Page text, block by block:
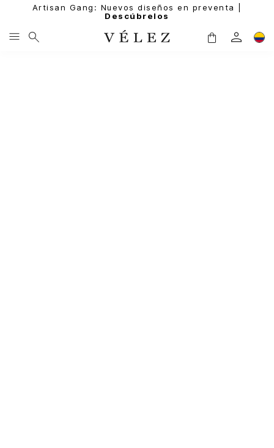
Artisan Gang: Nuevos diseños en preventa |
Descúbrelos